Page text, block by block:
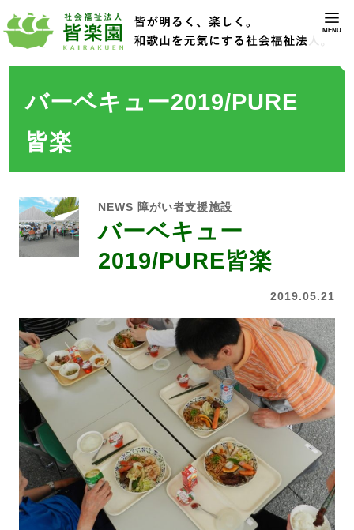
MENU
バーベキュー2019/PURE
皆楽
NEWS 障がい者支援施設
バーベキュー
2019/PURE皆楽
2019.05.21